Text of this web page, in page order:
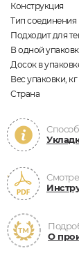
Конструкция
Тип соединения
Подходит для
В одной
Досок в
Вес упаковки, кг
Страна
О